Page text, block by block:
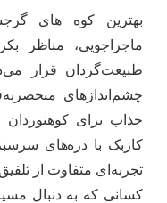
بهترین کوه‌ های
ماجراجویی، مناظر
طبیعت‌گردان قرار
چشم‌اندازهای
جذاب برای کوهنوردان
کازبک با دره‌های
تجربه‌ای متفاوت از
کسانی که به دنبال